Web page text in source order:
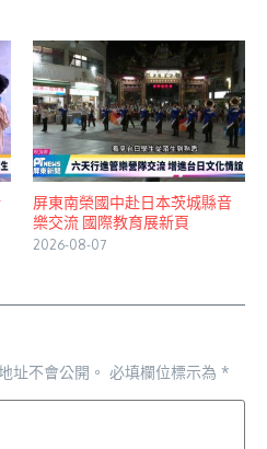
屏東南榮國中赴日本茨城縣音
樂交流 國際教育展新頁
2026-08-07
址不會公開。 必填欄位標示為 *